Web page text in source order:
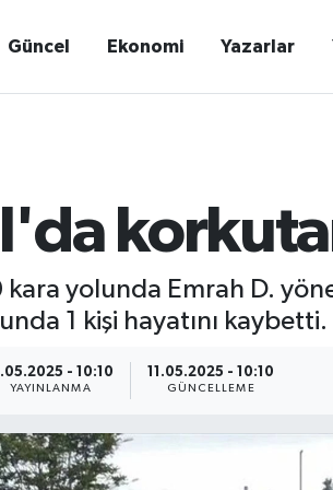
Güncel Ekonomi Yazarlar
kara yolunda Emrah D.
1 kişi hayatını kaybetti.
- 10:10
YAYINLANMA
11.05.2025 - 10:10
GÜNCELLEME